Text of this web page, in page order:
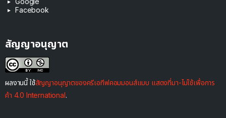
Facebook
สัญญาอนุญาต
ผลงานนี้ ใช้สัญญาอนุญาตของครีเอทีฟคอมมอนส์แบบ แสดงที่มา-ไม่ใช้เพื่อการ
ค้า 4.0 International.